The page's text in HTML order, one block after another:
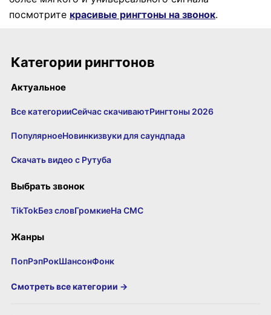
посмотрите красивые рингтоны на звонок.
Категории рингтонов
Актуальное
Все категорииСейчас скачиваютРингтоны 2026
ПопулярноеНовинкизвуки для саундпада
Скачать видео с Рутуба
Выбрать звонок
TikTokБез словГромкиеНа СМС
Жанры
ПопРэпРокШансонФонк
Смотреть все категории →